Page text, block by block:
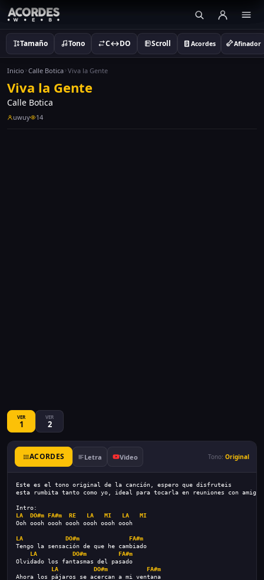
Tamaño Tono C↔DO Scroll Acordes Afinador
Inicio Calle Botica Viva la Gente
Viva la Gente
Calle Botica
uwuy 14
VER
1
VER
2
ACORDES Letra Video Tono: Original
Este es el tono original de la canción, espero que disfruteis
esta rumbita tanto como yo, ideal para tocarla en reuniones con
Intro:
LA
DO#m FA#m RE LA MI LA
MI
Ooh oooh oooh oooh oooh oooh oooh
LA DO#m
FA#m
Tengo la sensación de que he cambiado
LA
DO#m
FA#m
Olvidado los fantasmas del pasado
LA
DO#m
FA#m
Ahora los pájaros se acercan a mi ventana